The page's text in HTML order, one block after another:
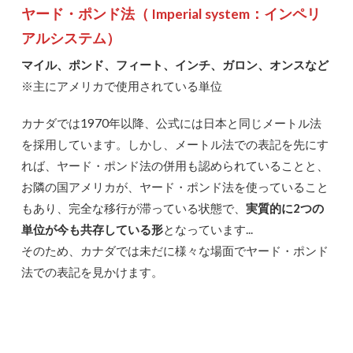
ヤード・ポンド法（ Imperial system：インペリ
アルシステム）
マイル、ポンド、フィート、インチ、ガロン、オンスなど
※主にアメリカで使用されている単位
カナダでは1970年以降、公式には日本と同じメートル法
を採用しています。しかし、メートル法での表記を先にす
れば、ヤード・ポンド法の併用も認められていることと、
お隣の国アメリカが、ヤード・ポンド法を使っていること
もあり、完全な移行が滞っている状態で、 実質的に2つの
単位が今も共存している形となっています...
そのため、カナダでは未だに様々な場面でヤード・ポンド
法での表記を見かけます。